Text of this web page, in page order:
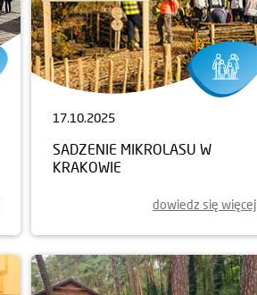
17.10.2025
SADZENIE MIKROLASU W
KRAKOWIE
dowiedz się więcej